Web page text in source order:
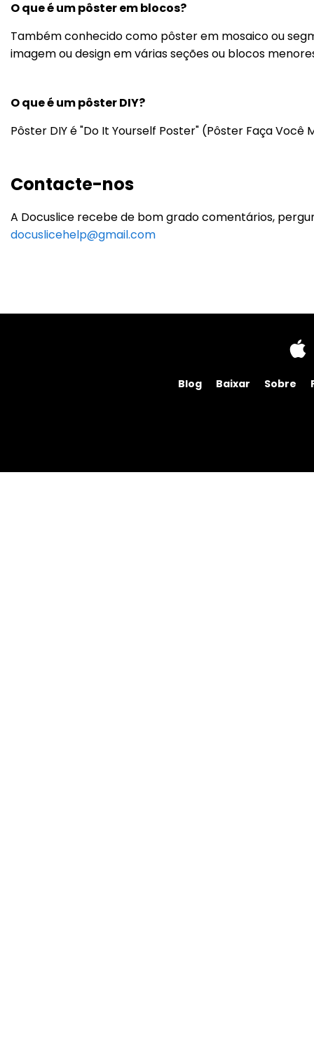
O que é um pôster em blocos?
Também conhecido como pôster em mosaico ou
imagem ou design em várias seções ou blocos
O que é um pôster DIY?
Pôster DIY é "Do It Yourself Poster" (Pôster Faça Você
Contacte-nos
A Docuslice recebe de bom grado comentários,
docuslicehelp@gmail.com
Blog Baixar Sobre